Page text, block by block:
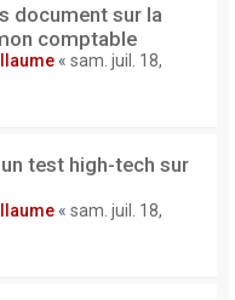
document sur la
comptable
« sam. juil. 18,
test high-tech sur
« sam. juil. 18,